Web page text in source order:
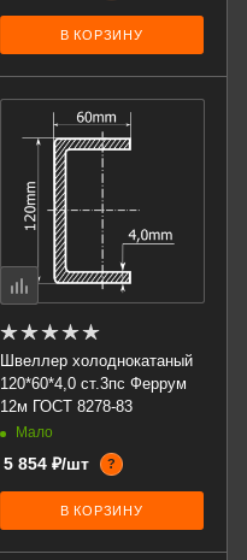
В КОРЗИНУ
Швеллер холоднокатаный
120*60*4,0 ст.3пс Феррум
12м ГОСТ 8278-83
Мало
5 854 ₽/шт ?
В КОРЗИНУ